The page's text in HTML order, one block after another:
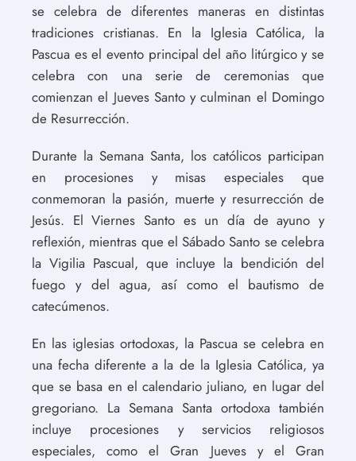
se celebra de diferentes maneras en distintas
tradiciones cristianas. En la Iglesia Católica, la
Pascua es el evento principal del año litúrgico y se
celebra con una serie de ceremonias que
comienzan el Jueves Santo y culminan el Domingo
de Resurrección.
Durante la Semana Santa, los católicos participan
en procesiones y misas especiales que
conmemoran la pasión, muerte y resurrección de
Jesús. El Viernes Santo es un día de ayuno y
reflexión, mientras que el Sábado Santo se celebra
la Vigilia Pascual, que incluye la bendición del
fuego y del agua, así como el bautismo de
catecúmenos.
En las iglesias ortodoxas, la Pascua se celebra en
una fecha diferente a la de la Iglesia Católica, ya
que se basa en el calendario juliano, en lugar del
gregoriano. La Semana Santa ortodoxa también
incluye procesiones y servicios religiosos
especiales, como el Gran Jueves y el Gran